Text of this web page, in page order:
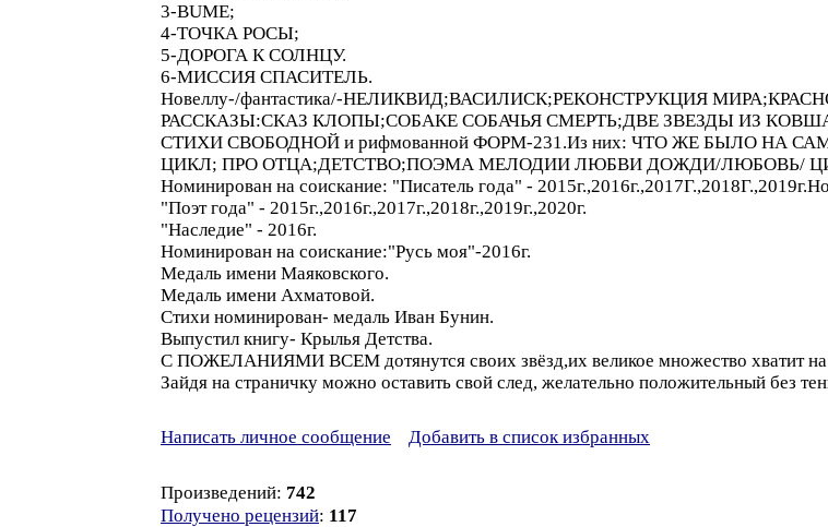
3-ВUME;
4-ТОЧКА РОСЫ;
5-ДОРОГА К СОЛНЦУ.
6-МИССИЯ СПАСИТЕЛЬ.
Новеллу-/фантастика/-НЕЛИКВИД;ВАСИЛИСК;РЕКОНСТРУКЦИЯ
РАССКАЗЫ:СКАЗ КЛОПЫ;СОБАКЕ СОБАЧЬЯ СМЕРТЬ;ДВЕ ЗВЕЗДЫ ИЗ
СТИХИ СВОБОДНОЙ и рифмованной ФОРМ-231.Из них: ЧТО ЖЕ БЫЛО НА
ЦИКЛ; ПРО ОТЦА;ДЕТСТВО;ПОЭМА МЕЛОДИИ ЛЮБВИ ДОЖДИ/ЛЮБОВЬ/
Номинирован на соискание: "Писатель года" -
"Поэт года" - 2015г.,2016г.,2017г.,2018г.,2019г.,2020г.
"Наследие" - 2016г.
Номинирован на соискание:"Русь моя"-2016г.
Медаль имени Маяковского.
Медаль имени Ахматовой.
Стихи номинирован- медаль Иван Бунин.
Выпустил книгу- Крылья Детства.
С ПОЖЕЛАНИЯМИ ВСЕМ дотянутся своих звёзд,их великое множество хватит на
Зайдя на страничку можно оставить свой след, желательно положительный без
Написать личное сообщение Добавить в список избранных
Произведений: 742
Получено рецензий: 117